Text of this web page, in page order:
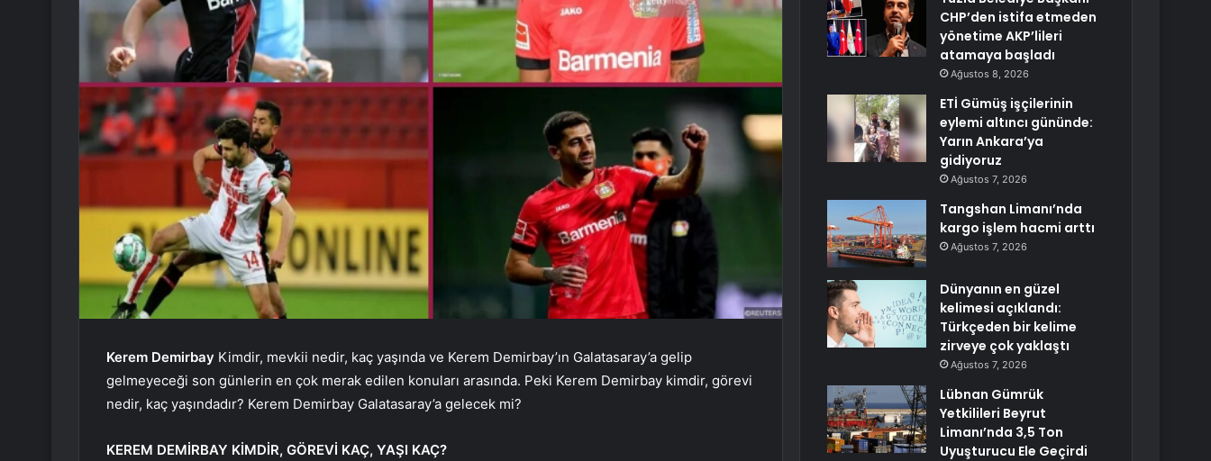
Kerem Demirbay Kimdir, mevkii nedir, kaç yaşında ve Kerem Demirbay’ın Galatasaray’a gelip
gelmeyeceği son günlerin en çok merak edilen konuları arasında. Peki Kerem Demirbay kimdir, görevi
nedir, kaç yaşındadır? Kerem Demirbay Galatasaray’a gelecek mi?
KEREM DEMİRBAY KİMDİR, GÖREVİ KAÇ, YAŞI KAÇ?
CHP’den istifa etmeden
yönetime AKP’lileri
atamaya başladı
Ağustos 8, 2026
ETİ Gümüş işçilerinin
eylemi altıncı gününde:
Yarın Ankara’ya
gidiyoruz
Ağustos 7, 2026
Tangshan Limanı’nda
kargo işlem hacmi arttı
Ağustos 7, 2026
Dünyanın en güzel
kelimesi açıklandı:
Türkçeden bir kelime
zirveye çok yaklaştı
Ağustos 7, 2026
Lübnan Gümrük
Yetkilileri Beyrut
Limanı’nda 3,5 Ton
Uyuşturucu Ele Geçirdi